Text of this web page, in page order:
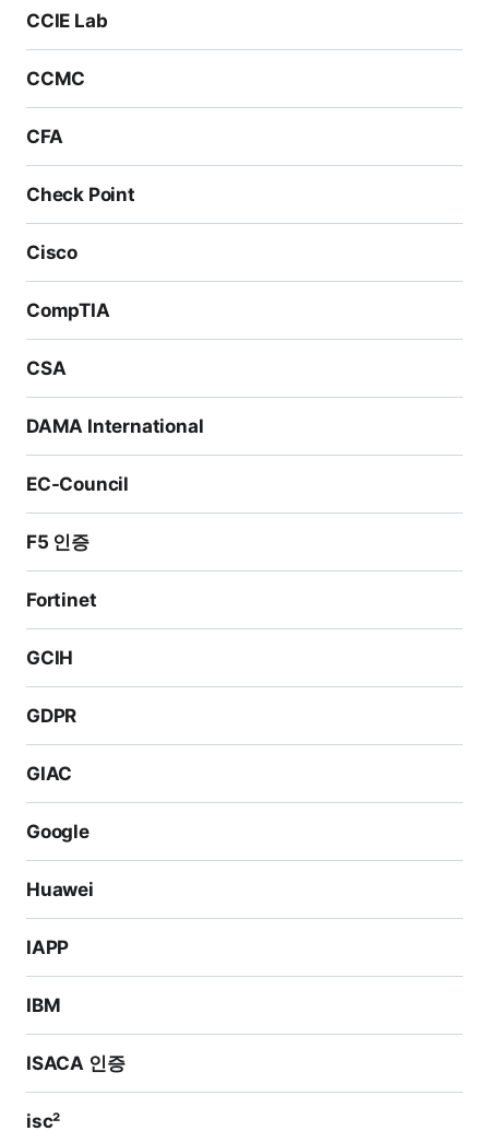
CCIE Lab
CCMC
CFA
Check Point
Cisco
CompTIA
CSA
DAMA International
EC-Council
F5 인증
Fortinet
GCIH
GDPR
GIAC
Google
Huawei
IAPP
IBM
ISACA 인증
isc²